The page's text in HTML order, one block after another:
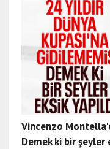
Vincenzo
Demek ki bir şeyler